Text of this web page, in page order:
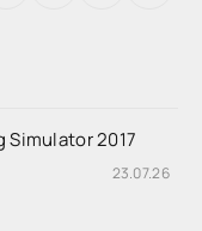
Simulator 2017
23.07.26